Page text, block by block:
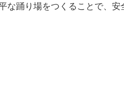
な踊り場をつくることで、安